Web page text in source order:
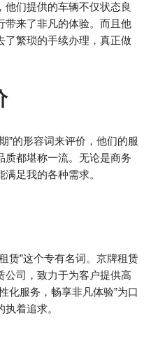
他们提供的车辆不仅状态良
带来了非凡的体验。而且他
了繁琐的手续办理，真正做
”的形容词来评价，他们的服
质都堪称一流。无论是商务
足我的各种需求。
赁”这个专有名词。京牌租赁
公司，致力于为客户提供高
化服务，畅享非凡体验”为口
着追求。